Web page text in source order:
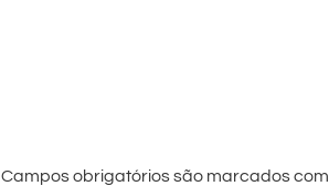
Campos obrigatórios são marcados com